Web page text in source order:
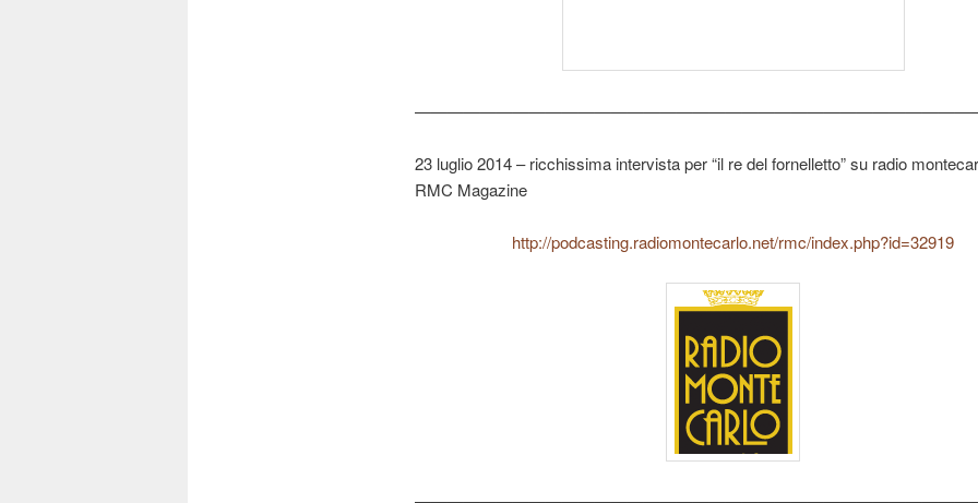
23 luglio 2014 – ricchissima intervista per “il re del fornelletto” su radio
RMC Magazine
http://podcasting.radiomontecarlo.net/rmc/index.php?id=32919